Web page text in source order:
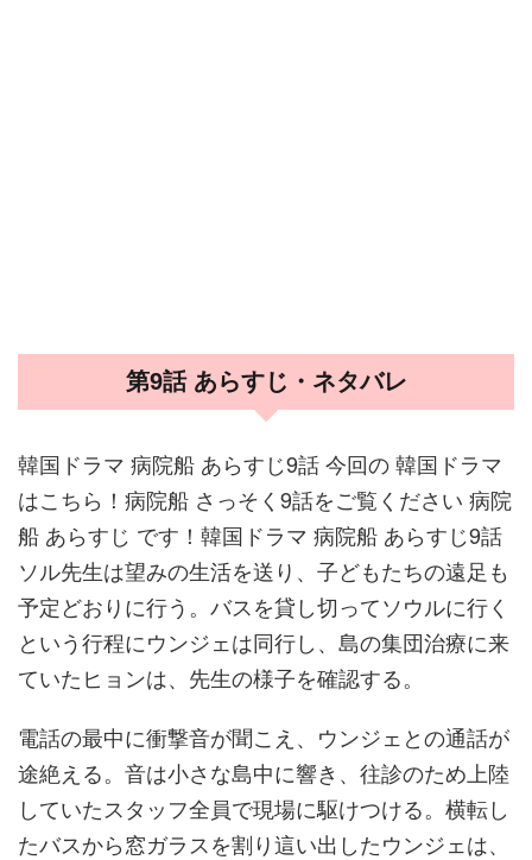
第9話 あらすじ・ネタバレ
韓国ドラマ 病院船 あらすじ9話 今回の 韓国ドラマ
はこちら！病院船 さっそく9話をご覧ください 病院
船 あらすじ です！韓国ドラマ 病院船 あらすじ9話
ソル先生は望みの生活を送り、子どもたちの遠足も
予定どおりに行う。バスを貸し切ってソウルに行く
という行程にウンジェは同行し、島の集団治療に来
ていたヒョンは、先生の様子を確認する。
電話の最中に衝撃音が聞こえ、ウンジェとの通話が
途絶える。音は小さな島中に響き、往診のため上陸
していたスタッフ全員で現場に駆けつける。横転し
たバスから窓ガラスを割り這い出したウンジェは、